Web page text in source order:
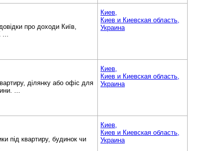
про доходи Київ,
Киев,
Киев и Киевская область,
Украина
ділянку або офіс для
...
Киев,
Киев и Киевская область,
Украина
під квартиру, будинок чи
Киев,
Киев и Киевская область,
Украина